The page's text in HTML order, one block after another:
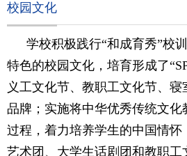
校园文化
学校积极践行“和成育秀”校
特色的校园文化，培育形成了
义工文化节、教职工文化节、
品牌；实施将中华优秀传统文化
过程，着力培养学生的中国情怀
艺术团、大学生话剧团和教职工